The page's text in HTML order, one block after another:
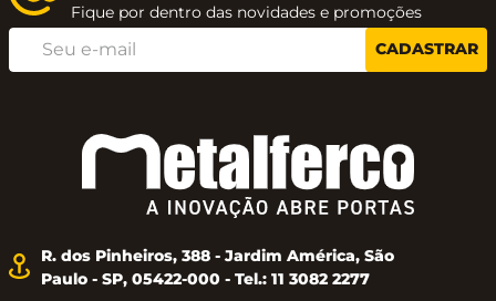
Fique por dentro das novidades e promoções
CADASTRAR
R. dos Pinheiros, 388 - Jardim América, São
Paulo - SP, 05422-000 - Tel.: 11 3082 2277